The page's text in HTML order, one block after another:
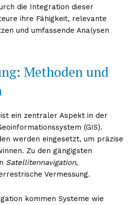
die Integration dieser
ihre Fähigkeit, relevante
und umfassende Analysen
Methoden und
ist ein zentraler Aspekt in der
(GIS).
werden eingesetzt, um präzise
Zu den gängigsten
Satellitennavigation,
Vermessung.
kommen Systeme wie